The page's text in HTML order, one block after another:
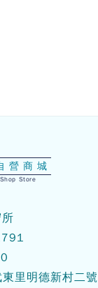
營商城
Store
里明德新村二號